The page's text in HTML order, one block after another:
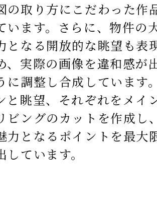
の取り方にこだわった作
います。さらに、物件の
となる開放的な眺望も表
、実際の画像を違和感が
に調整し合成しています
と眺望、それぞれをメイ
ビングのカットを作成し
力となるポイントを最大
しています。